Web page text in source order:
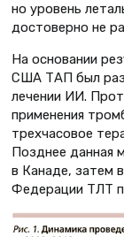
но уровень
достоверно не
На основании
США ТАП был
лечении ИИ.
применения
трехчасовое
Позднее данная
в Канаде, затем
Федерации ТЛТ